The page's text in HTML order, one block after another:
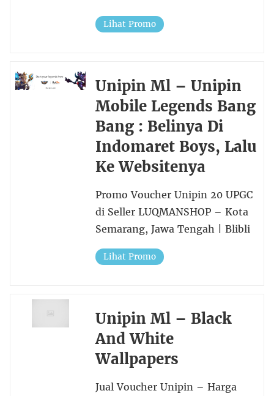
Lihat Promo
Unipin Ml – Unipin
Mobile Legends Bang
Bang : Belinya Di
Indomaret Boys, Lalu
Ke Websitenya
Promo Voucher Unipin 20 UPGC
di Seller LUQMANSHOP – Kota
Semarang, Jawa Tengah | Blibli
Lihat Promo
Unipin Ml – Black
And White
Wallpapers
Jual Voucher Unipin – Harga